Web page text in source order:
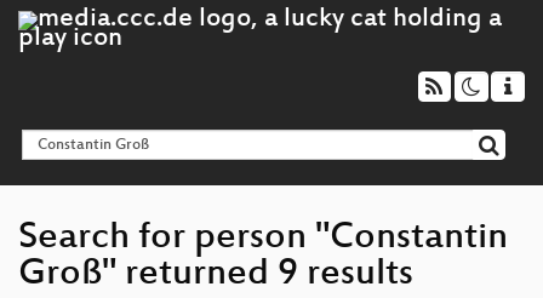
Search for person "Constantin
Groß" returned 9 results